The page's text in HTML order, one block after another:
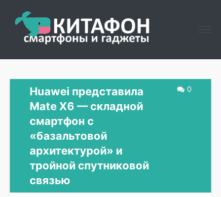
0
Huawei представила
Mate X6 — складной
смартфон с
«базальтовой
архитектурой» и
тройной спутниковой
связью